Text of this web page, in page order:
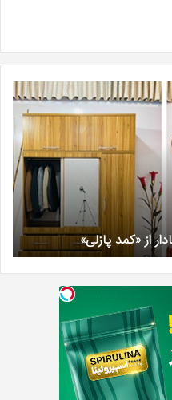
از «کمد پازلی»
در